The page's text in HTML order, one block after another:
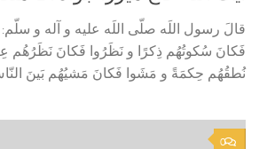
قالَ رسول اللَه صلّى اللَه عليه و آله و سلّم:
فَكانَ سُكوتُهُم ذِكرًا و نَظَرُوا فَكانَ نَظَرُهُم
نُطقُهُم حِكمَةً و مَشَوا فَكانَ مَشيُهُم بَينَ النّاسِ
0